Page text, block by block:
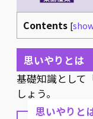
Contents [
思いやりとは
基礎知識として
しょう。
思いやりと